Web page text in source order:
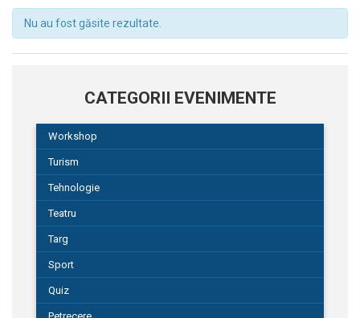
Nu au fost găsite rezultate.
CATEGORII EVENIMENTE
Workshop
Turism
Tehnologie
Teatru
Targ
Sport
Quiz